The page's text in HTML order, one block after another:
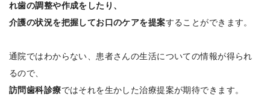
れ歯の調整や作成をしたり、
介護の状況を把握してお口のケアを提案することができます。
通院ではわからない、患者さんの生活についての情報が得られ
るので、
訪問歯科診療ではそれを生かした治療提案が期待できます。